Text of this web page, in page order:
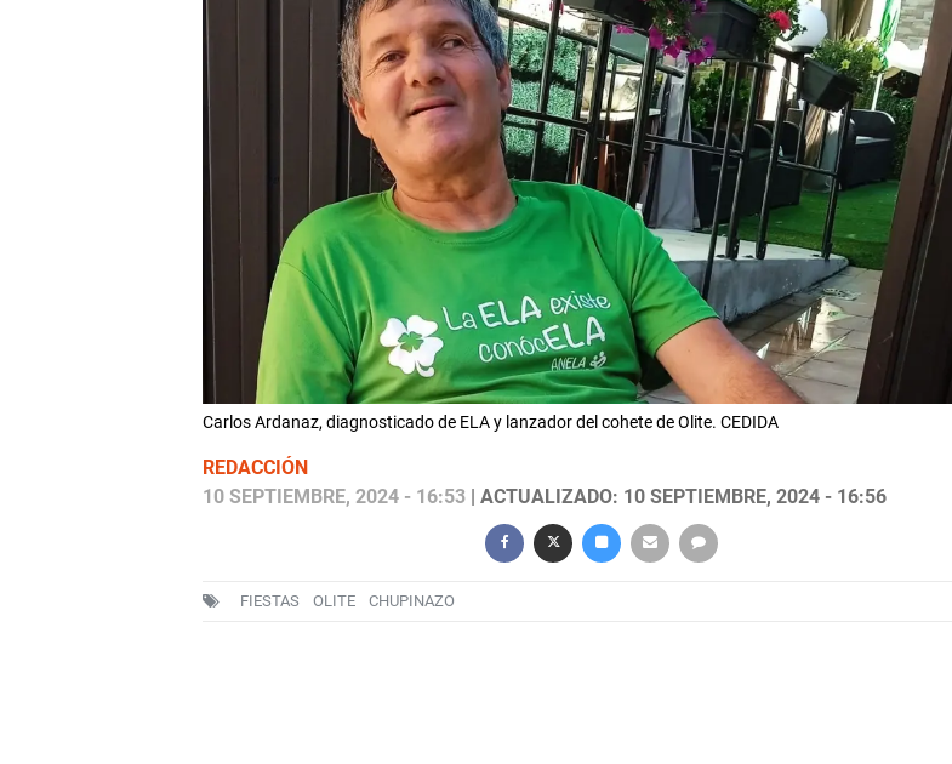
Carlos Ardanaz, diagnosticado de ELA y lanzador del cohete de Olite. CEDIDA
REDACCIÓN
10 SEPTIEMBRE, 2024 - 16:53| ACTUALIZADO: 10 SEPTIEMBRE, 2024 - 16:56
FIESTAS OLITE CHUPINAZO